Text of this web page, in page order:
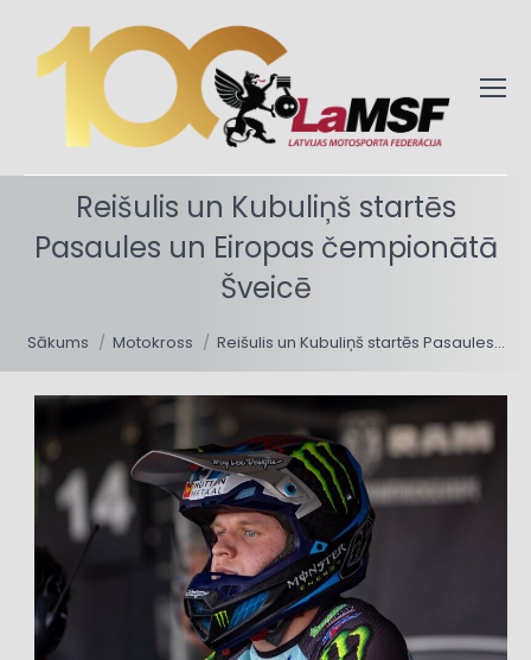
Reišulis un Kubuliņš startēs
Pasaules un Eiropas čempionātā
Šveicē
Sākums Motokross Reišulis un Kubuliņš startēs Pasaules…